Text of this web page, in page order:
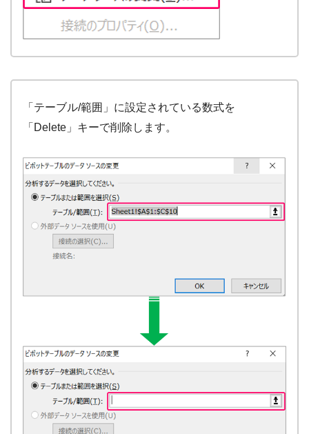
「テーブル/範囲」に設定されている数式を
「Delete」キーで削除します。